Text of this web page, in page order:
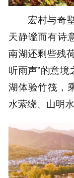
宏村与奇
天静谧而有诗
南湖还剩些残
听雨声”的意
湖体验竹筏，
水萦绕、山明